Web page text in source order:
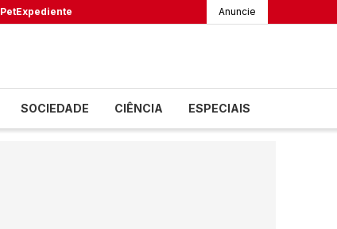
PetExpediente Anuncie
SOCIEDADE CIÊNCIA ESPECIAIS